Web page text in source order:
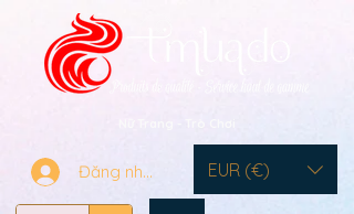
Đăng nhập EUR (€)